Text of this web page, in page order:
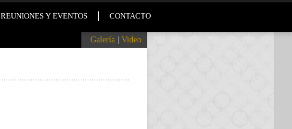
REUNIONES Y EVENTOS CONTACTO
Galería Video